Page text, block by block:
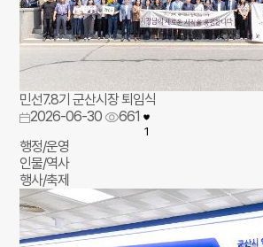
민선7.8기 군산시장 퇴임식
2026-06-30
661
1
행정/운영
인물/역사
행사/축제